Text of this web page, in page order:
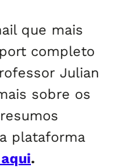
que mais
completo
Julian
sobre os
plataforma
.